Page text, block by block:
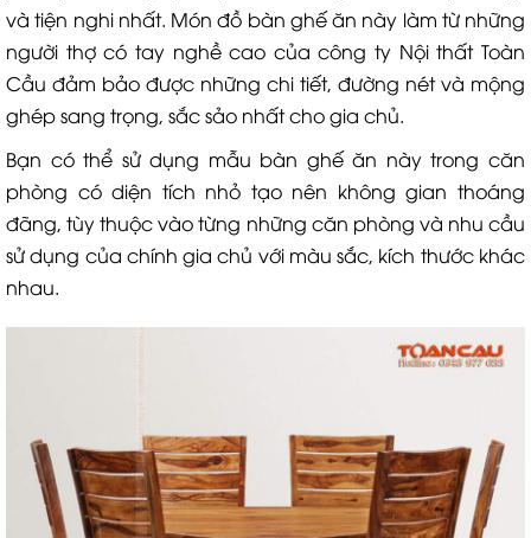
và tiện nghi nhất. Món đồ bàn ghế ăn này làm từ những
người thợ có tay nghề cao của công ty Nội thất Toàn
Cầu đảm bảo được những chi tiết, đường nét và mộng
ghép sang trọng, sắc sảo nhất cho gia chủ.
Bạn có thể sử dụng mẫu bàn ghế ăn này trong căn
phòng có diện tích nhỏ tạo nên không gian thoáng
đãng, tùy thuộc vào từng những căn phòng và nhu cầu
sử dụng của chính gia chủ với màu sắc, kích thước khác
nhau.